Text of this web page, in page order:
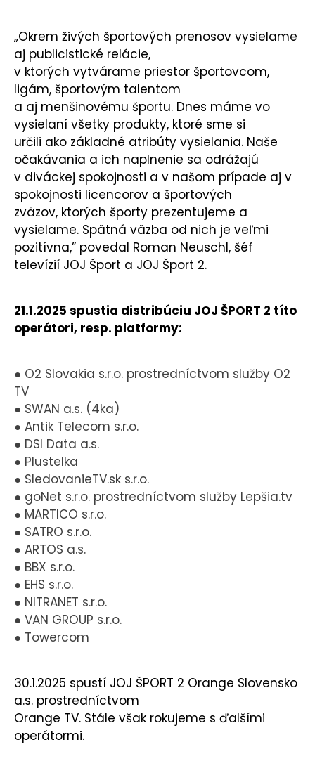
„Okrem živých športových prenosov vysielame
aj publicistické relácie,
v ktorých vytvárame priestor športovcom,
ligám, športovým talentom
a aj menšinovému športu. Dnes máme vo
vysielaní všetky produkty, ktoré sme si
určili ako základné atribúty vysielania. Naše
očakávania a ich naplnenie sa odrážajú
v diváckej spokojnosti a v našom prípade aj v
spokojnosti licencorov a športových
zväzov, ktorých športy prezentujeme a
vysielame. Spätná väzba od nich je veľmi
pozitívna,” povedal Roman Neuschl, šéf
televízií JOJ Šport a JOJ Šport 2.
21.1.2025 spustia distribúciu JOJ ŠPORT 2 títo
operátori, resp. platformy:
● O2 Slovakia s.r.o. prostredníctvom služby O2
TV
● SWAN a.s. (4ka)
● Antik Telecom s.r.o.
● DSI Data a.s.
● Plustelka
● SledovanieTV.sk s.r.o.
● goNet s.r.o. prostredníctvom služby Lepšia.tv
● MARTICO s.r.o.
● SATRO s.r.o.
● ARTOS a.s.
● BBX s.r.o.
● EHS s.r.o.
● NITRANET s.r.o.
● VAN GROUP s.r.o.
● Towercom
30.1.2025 spustí JOJ ŠPORT 2 Orange Slovensko
a.s. prostredníctvom
Orange TV. Stále však rokujeme s ďalšími
operátormi.